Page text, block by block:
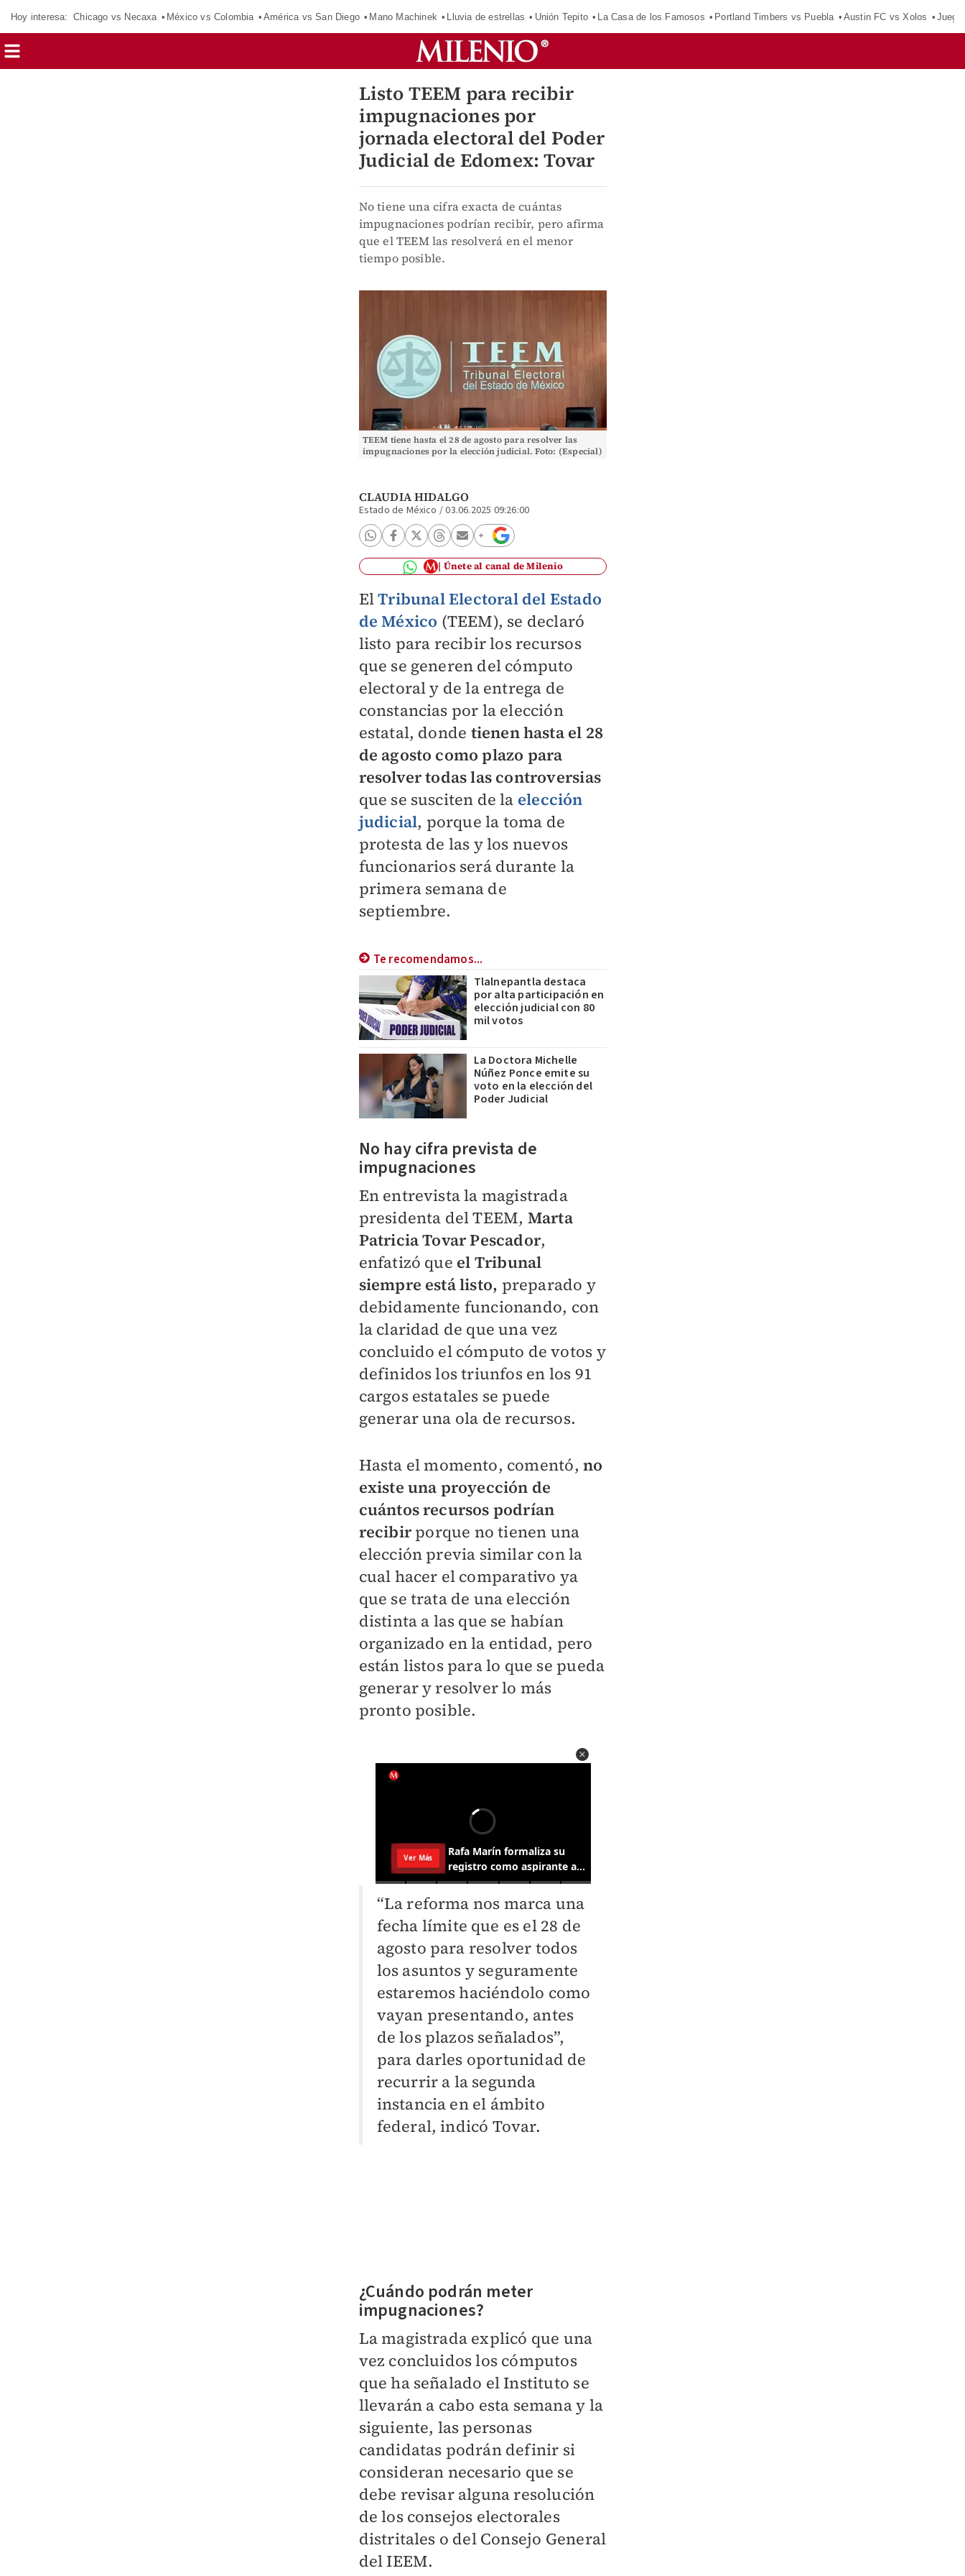
Hoy interesa: Chicago vs Necaxa México vs Colombia América vs San Diego Mano Machinek Lluvia de estrellas Unión Tepito La Casa de los Famosos Portland Timbers vs Puebla Austin FC vs Xolos
Listo TEEM para recibir
impugnaciones por
jornada electoral del Poder
Judicial de Edomex: Tovar
No tiene una cifra exacta de cuántas
impugnaciones podrían recibir, pero afirma
que el TEEM las resolverá en el menor
tiempo posible.
TEEM tiene hasta el 28 de agosto para resolver las
impugnaciones por la elección judicial. Foto: (Especial)
CLAUDIA HIDALGO
Estado de México /03.06.2025 09:26:00
Únete al canal de Milenio
ElTribunal Electoral del Estado
de México (TEEM), se declaró
listo para recibir los recursos
que se generen del cómputo
electoral y de la entrega de
constancias por la elección
estatal, donde tienen hasta el 28
de agosto como plazo para
resolver todas las controversias
que se susciten de la elección
judicial, porque la toma de
protesta de las y los nuevos
funcionarios será durante la
primera semana de
septiembre.
Te recomendamos...
Tlalnepantla destaca
por alta participación en
elección judicial con 80
mil votos
La Doctora Michelle
Núñez Ponce emite su
voto en la elección del
Poder Judicial
No hay cifra prevista de
impugnaciones
En entrevista la magistrada
presidenta del TEEM, Marta
Patricia Tovar Pescador,
enfatizó que el Tribunal
siempre está listo, preparado y
debidamente funcionando, con
la claridad de que una vez
concluido el cómputo de votos y
definidos los triunfos en los 91
cargos estatales se puede
generar una ola de recursos.
Hasta el momento, comentó, no
existe una proyección de
cuántos recursos podrían
recibirporque no tienen una
elección previa similar con la
cual hacer el comparativo ya
que se trata de una elección
distinta a las que se habían
organizado en la entidad, pero
están listos para lo que se pueda
generar y resolver lo más
pronto posible.
“La reforma nos marca una
fecha límite que es el 28 de
agosto para resolver todos
los asuntos y seguramente
estaremos haciéndolo como
vayan presentando, antes
de los plazos señalados”,
para darles oportunidad de
recurrir a la segunda
instancia en el ámbito
federal, indicó Tovar.
¿Cuándo podrán meter
impugnaciones?
La magistrada explicó que una
vez concluidos los cómputos
que ha señalado el Instituto se
llevarán a cabo esta semana y la
siguiente, las personas
candidatas podrán definir si
consideran necesario que se
debe revisar alguna resolución
de los consejos electorales
distritales o del Consejo General
del IEEM.